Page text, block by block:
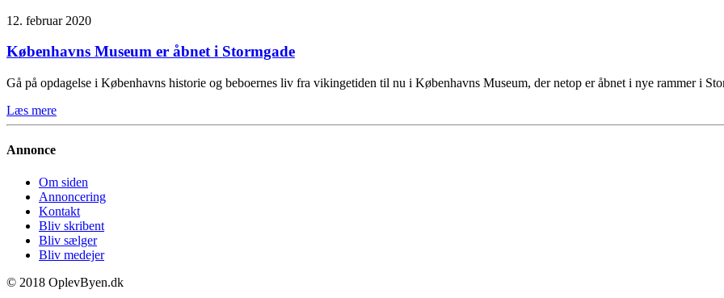
12. februar 2020
Københavns Museum er åbnet i Stormgade
Gå på opdagelse i Københavns historie og beboernes liv fra vikingetiden til nu i Københavns Museum, der netop er åbnet i nye rammer i
Læs mere
Annonce
Om siden
Annoncering
Kontakt
Bliv skribent
Bliv sælger
Bliv medejer
© 2018 OplevByen.dk